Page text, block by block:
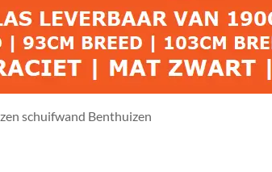
schuifwand Benthuizen